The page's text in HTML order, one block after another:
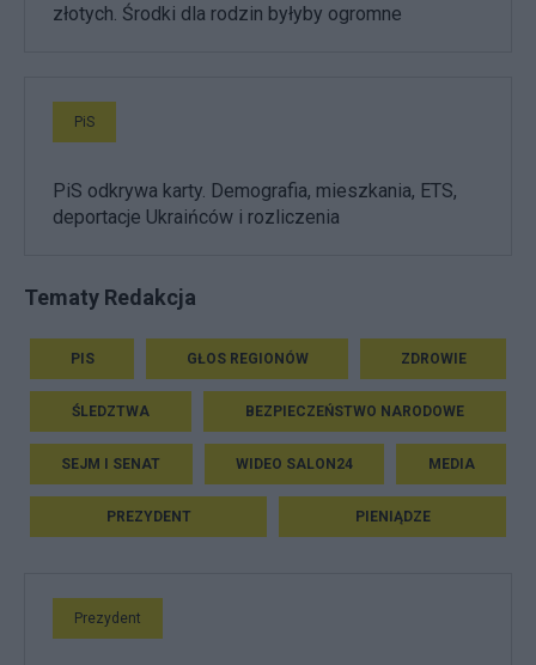
złotych. Środki dla rodzin byłyby ogromne
PiS
PiS odkrywa karty. Demografia, mieszkania, ETS,
deportacje Ukraińców i rozliczenia
Tematy Redakcja
PIS GŁOS REGIONÓW ZDROWIE
ŚLEDZTWA BEZPIECZEŃSTWO NARODOWE
SEJM I SENAT WIDEO SALON24 MEDIA
PREZYDENT PIENIĄDZE
Prezydent